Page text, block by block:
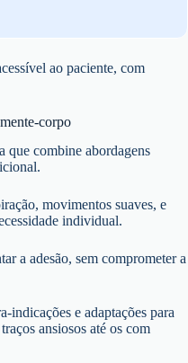
ao paciente, com
corpo
que combine abordagens
movimentos suaves, e
individual.
a adesão, sem comprometer a
e adaptações para
ansiosos até os com